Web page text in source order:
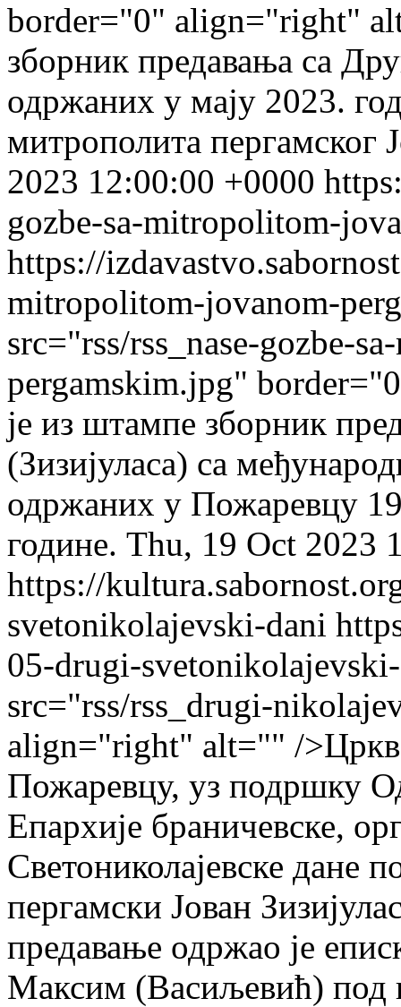
border="0" align="right"
зборник предавања са
одржаних у мају 2023.
митрополита пергамског
2023 12:00:00 +0000
gozbe-sa-mitropolitom-
https://
mitropolitom-jovanom-
src="rss/rss_nase-gozbe-
pergamskim.jpg"
је из штампе зборник
(Зизијуласа) са
одржаних у Пожаревцу
године. Thu, 19 Oct 2023
https://
svetonikolajevski-dani
05-drugi-
src="rss/rss_drugi-
align="right" alt="" /
Пожаревцу, уз подршку
Епархије браничевске,
Светониколајевске дане
пергамски Јован
предавање одржао је
Максим (Васиљевић) под